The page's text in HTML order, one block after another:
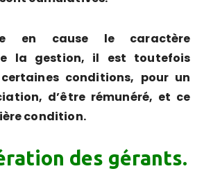
en cause le caractère
la gestion, il est toutefois
conditions, pour un
d’être rémunéré, et ce
condition.
des gérants.